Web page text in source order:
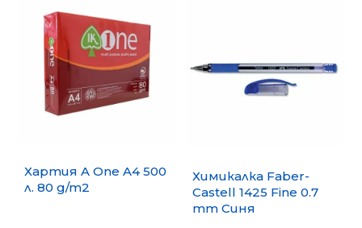
Хартия A One A4 500
л. 80 g/m2
Химикалка Faber-
Castell 1425 Fine 0.7
mm Синя